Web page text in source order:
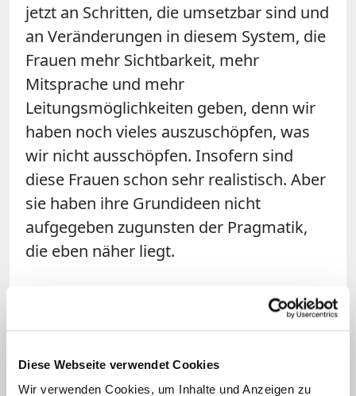
Diese Webseite verwendet Cookies
Wir verwenden Cookies, um Inhalte und Anzeigen zu
jetzt an Schritten, die umsetzbar sind und
an Veränderungen in diesem System, die
Frauen mehr Sichtbarkeit, mehr
Mitsprache und mehr
Leitungsmöglichkeiten geben, denn wir
haben noch vieles auszuschöpfen, was
wir nicht ausschöpfen. Insofern sind
diese Frauen schon sehr realistisch. Aber
sie haben ihre Grundideen nicht
aufgegeben zugunsten der Pragmatik,
die eben näher liegt.
In der Pressemitteilung des
werden Sie mit den Sätzen
nutzen, um wirklich Schritte der
Veränderung zu gehen. Wenn nichts